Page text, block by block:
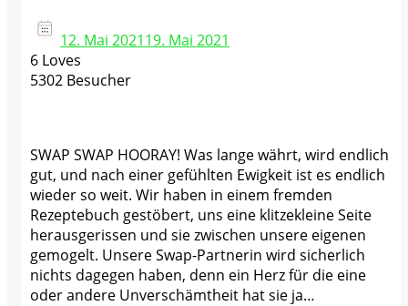
12. Mai 202119. Mai 2021
6 Loves
5302 Besucher
SWAP SWAP HOORAY! Was lange währt, wird endlich
gut, und nach einer gefühlten Ewigkeit ist es endlich
wieder so weit. Wir haben in einem fremden
Rezeptebuch gestöbert, uns eine klitzekleine Seite
herausgerissen und sie zwischen unsere eigenen
gemogelt. Unsere Swap-Partnerin wird sicherlich
nichts dagegen haben, denn ein Herz für die eine
oder andere Unverschämtheit hat sie ja…